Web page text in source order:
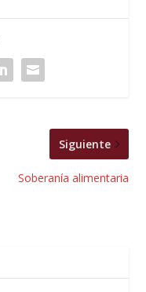
Siguiente
Soberanía alimentaria